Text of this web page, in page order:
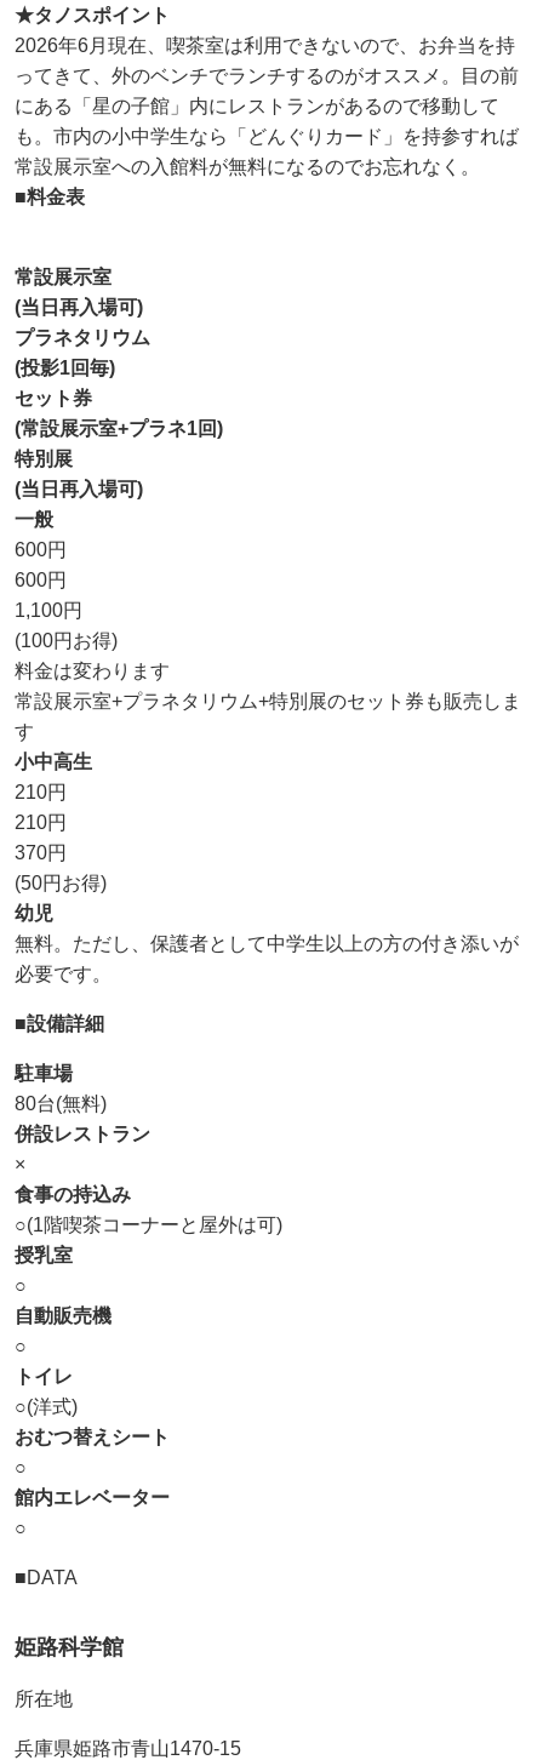
★タノスポイント
2026年6月現在、喫茶室は利用できないので、お弁当を持
ってきて、外のベンチでランチするのがオススメ。目の前
にある「星の子館」内にレストランがあるので移動して
も。市内の小中学生なら「どんぐりカード」を持参すれば
常設展示室への入館料が無料になるのでお忘れなく。
■料金表
常設展示室
(当日再入場可)
プラネタリウム
(投影1回毎)
セット券
(常設展示室+プラネ1回)
特別展
(当日再入場可)
一般
600円
600円
1,100円
(100円お得)
料金は変わります
常設展示室+プラネタリウム+特別展のセット券も販売しま
す
小中高生
210円
210円
370円
(50円お得)
幼児
無料。ただし、保護者として中学生以上の方の付き添いが
必要です。
■設備詳細
駐車場
80台(無料)
併設レストラン
×
食事の持込み
○(1階喫茶コーナーと屋外は可)
授乳室
○
自動販売機
○
トイレ
○(洋式)
おむつ替えシート
○
館内エレベーター
○
■DATA
姫路科学館
所在地
兵庫県姫路市青山1470-15